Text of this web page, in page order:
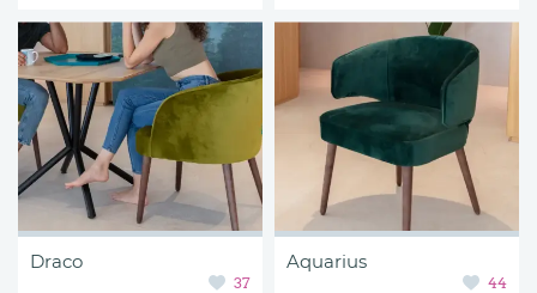
Draco
37
Aquarius
44